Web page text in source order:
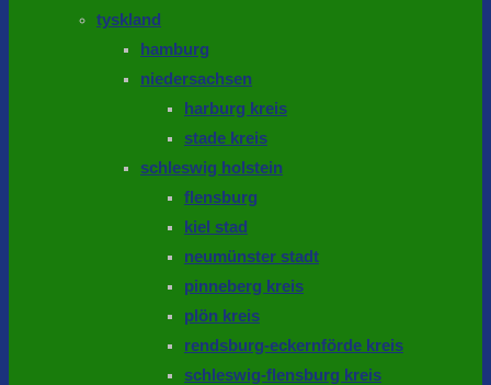
tyskland
hamburg
niedersachsen
harburg kreis
stade kreis
schleswig holstein
flensburg
kiel stad
neumünster stadt
pinneberg kreis
plön kreis
rendsburg-eckernförde kreis
schleswig-flensburg kreis